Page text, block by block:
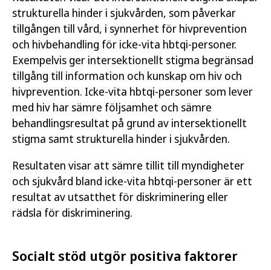
strukturella hinder i sjukvården, som påverkar
tillgången till vård, i synnerhet för hivprevention
och hivbehandling för icke-vita hbtqi-personer.
Exempelvis ger intersektionellt stigma begränsad
tillgång till information och kunskap om hiv och
hivprevention. Icke-vita hbtqi-personer som lever
med hiv har sämre följsamhet och sämre
behandlingsresultat på grund av intersektionellt
stigma samt strukturella hinder i sjukvården.
Resultaten visar att sämre tillit till myndigheter
och sjukvård bland icke-vita hbtqi-personer är ett
resultat av utsatthet för diskriminering eller
rädsla för diskriminering.
Socialt stöd utgör positiva faktorer